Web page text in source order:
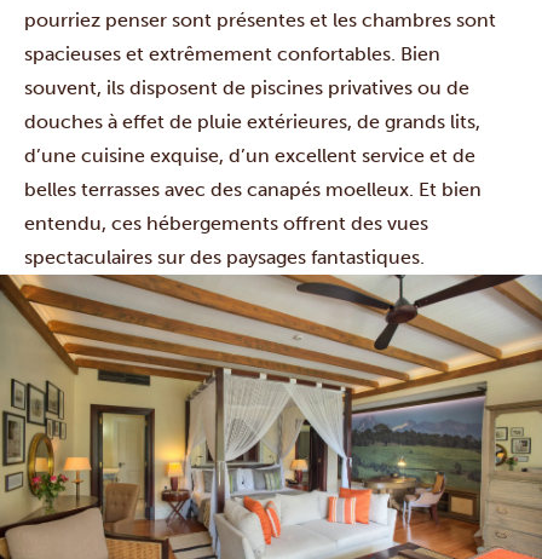
pourriez penser sont présentes et les chambres sont
spacieuses et extrêmement confortables. Bien
souvent, ils disposent de piscines privatives ou de
douches à effet de pluie extérieures, de grands lits,
d’une cuisine exquise, d’un excellent service et de
belles terrasses avec des canapés moelleux. Et bien
entendu, ces hébergements offrent des vues
spectaculaires sur des paysages fantastiques.